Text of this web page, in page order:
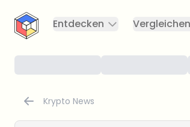
CryptoTicker
Entdecken
Vergleichen
Krypto News